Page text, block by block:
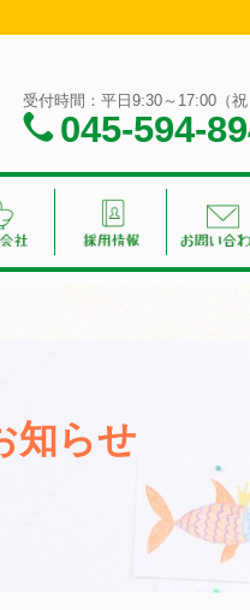
受付時間：平日9:30～17:00（祝
045-594-
知らせ